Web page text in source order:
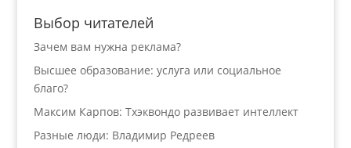
Выбор читателей
Зачем вам нужна реклама?
Высшее образование: услуга или социальное
благо?
Максим Карпов: Тхэквондо развивает интеллект
Разные люди: Владимир Редреев